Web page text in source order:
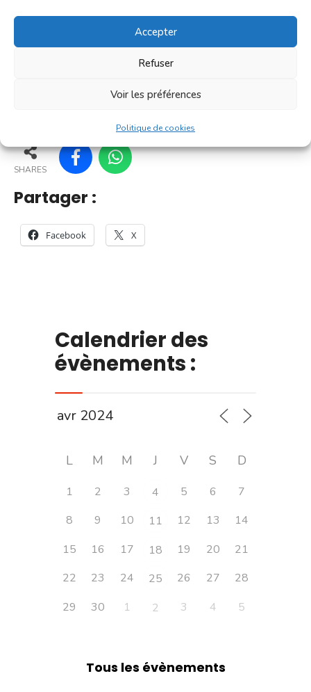
Accepter
Refuser
Voir les préférences
Politique de cookies
[...]
En savoir plus
SHARES
Partager :
Facebook X
Calendrier des
évènements :
L M M J V S D
1 2 3 4 5 6
7
8
9 10 11 12 13
14
15
16 17 18 19 20
21
22
23 24 25 26 27
28
29
30 1 2 3 4 5
Tous les évènements